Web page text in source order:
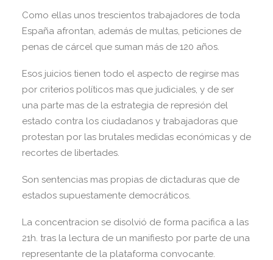
Como ellas unos trescientos trabajadores de toda
España afrontan, además de multas, peticiones de
penas de cárcel que suman más de 120 años.
Esos juicios tienen todo el aspecto de regirse mas
por criterios políticos mas que judiciales, y de ser
una parte mas de la estrategia de represión del
estado contra los ciudadanos y trabajadoras que
protestan por las brutales medidas económicas y de
recortes de libertades.
Son sentencias mas propias de dictaduras que de
estados supuestamente democráticos.
La concentracion se disolvió de forma pacifica a las
21h. tras la lectura de un manifiesto por parte de una
representante de la plataforma convocante.